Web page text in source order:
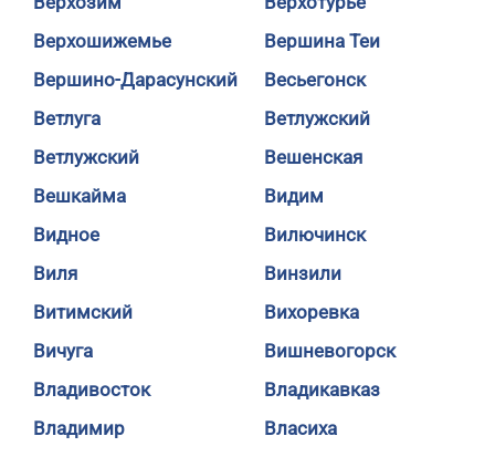
Верхошижемье
Вершина Теи
Вершино-Дарасунский
Весьегонск
Ветлуга
Ветлужский
Ветлужский
Вешенская
Вешкайма
Видим
Видное
Вилючинск
Виля
Винзили
Витимский
Вихоревка
Вичуга
Вишневогорск
Владивосток
Владикавказ
Владимир
Власиха